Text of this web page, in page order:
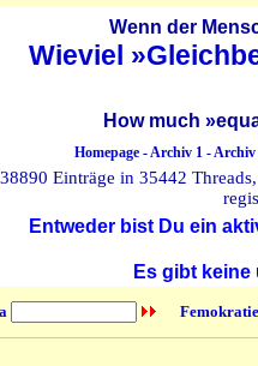
Wenn der
Wieviel
How much
Homepage-Archiv 1-Archiv
Einträge in 35442
Entweder bist Du ein
Es gibt